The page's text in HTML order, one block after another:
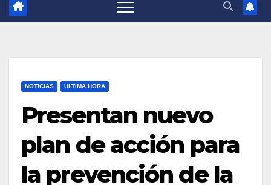
NOTICIAS ULTIMA HORA
Presentan nuevo
plan de acción para
la prevención de la